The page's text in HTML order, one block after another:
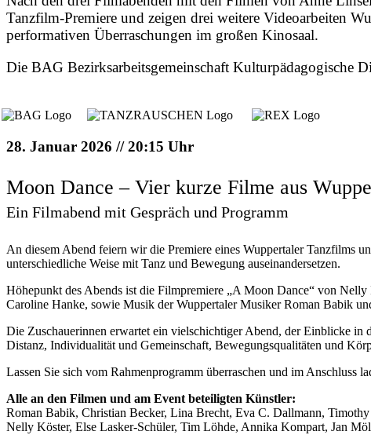
Tanzfilm-Premiere und zeigen drei weitere Videoarbeiten
performativen Überraschungen im großen Kinosaal.
Die BAG Bezirksarbeitsgemeinschaft Kulturpädagogische
28. Januar 2026 // 20:15 Uhr
Moon Dance – Vier kurze Filme aus
Ein Filmabend mit Gespräch und Programm
An diesem Abend feiern wir die Premiere eines Wuppertaler Tanzfilms
unterschiedliche Weise mit Tanz und Bewegung auseinandersetzen.
Höhepunkt des Abends ist die Filmpremiere „A Moon Dance“ von
Caroline Hanke, sowie Musik der Wuppertaler Musiker Roman Babik
Die Zuschauerinnen erwartet ein vielschichtiger Abend, der Einblicke in
Distanz, Individualität und Gemeinschaft, Bewegungsqualitäten und
Lassen Sie sich vom Rahmenprogramm überraschen und im
Alle an den Filmen und am Event beteiligten Künstler:
Roman Babik, Christian Becker, Lina Brecht, Eva C. Dallmann,
Nelly Köster, Else Lasker-Schüler, Tim Löhde, Annika Kompart, Jan